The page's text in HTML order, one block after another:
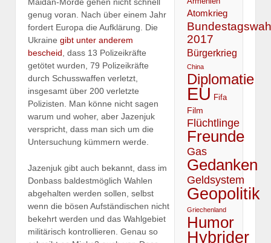
genug voran. Nach über einem Jahr
fordert Europa die Aufklärung. Die
Ukraine gibt unter anderem
bescheid , dass 13 Polizeikräfte
getötet wurden, 79 Polizeikräfte
durch Schusswaffen verletzt,
insgesamt über 200 verletzte
Polizisten. Man könne nicht sagen
warum und woher, aber Jazenjuk
verspricht, dass man sich um die
Untersuchung kümmern werde.
Jazenjuk gibt auch bekannt, dass im
Donbass baldestmöglich Wahlen
abgehalten werden sollen, selbst
wenn die bösen Aufständischen nicht
bekehrt werden und das Wahlgebiet
militärisch kontrollieren. Genau so
Atomkrieg
2017
Bürgerkrieg
China
Diplomatie
EU Fifa
Film
Flüchtlinge
Freunde
Gas
Gedanken
Geldsystem
Geopolitik
Griechenland
Humor
Hybrider